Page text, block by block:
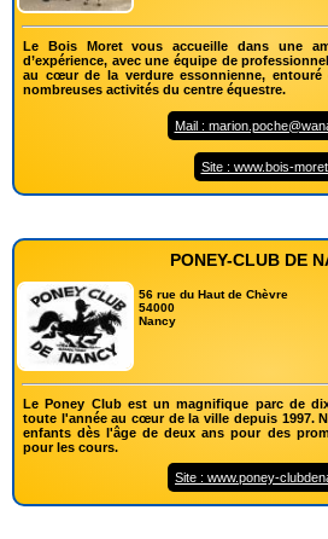
Le Bois Moret vous accueille dans une
d’expérience, avec une équipe de
au cœur de la verdure essonnienne,
nombreuses activités du centre équestre.
Mail :
Site : www.bois-
PONEY-CLUB DE
56 rue du Haut de Chèvre
54000
Nancy
Le Poney Club est un magnifique parc de
toute l'année au cœur de la ville depuis 1997.
enfants dès l'âge de deux ans pour des
pour les cours.
Site : www.poney-